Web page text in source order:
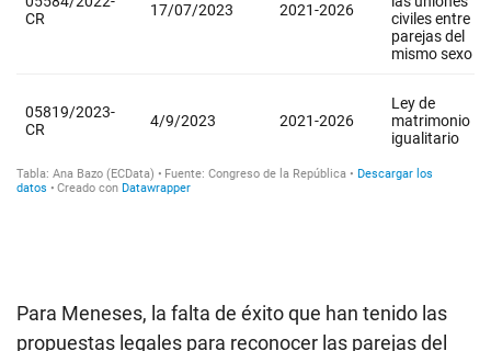
Para Meneses, la falta de éxito que han tenido las
propuestas legales para reconocer las parejas del